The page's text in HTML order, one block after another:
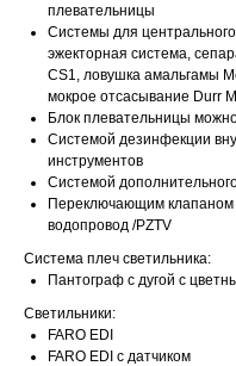
плевательницы
Системы для
эжекторная система,
CS1, ловушка амальгамы
мокрое отсасывание Durr
Блок плевательницы
Системой дезинфекции
инструментов
Системой
Переключающим клапаном
водопровод /PZTV
Система плеч светильника:
Пантограф с дугой с
Светильники:
FARO EDI
FARO EDI с датчиком